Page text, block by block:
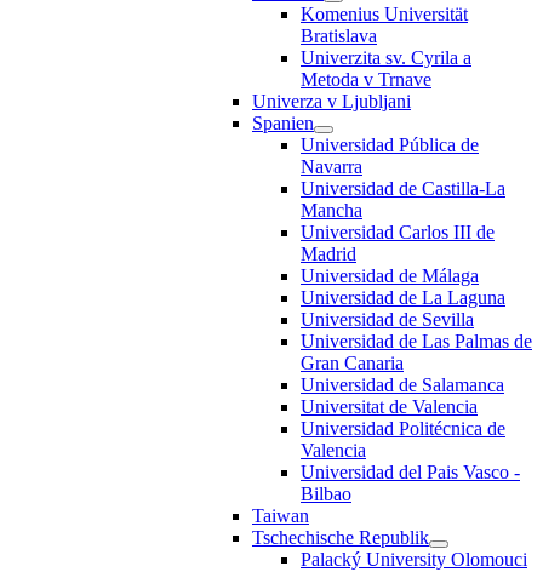
Komenius Universität
Bratislava
Univerzita sv. Cyrila a
Metoda v Trnave
Univerza v Ljubljani
Spanien
Universidad Pública de
Navarra
Universidad de Castilla-La
Mancha
Universidad Carlos III de
Madrid
Universidad de Málaga
Universidad de La Laguna
Universidad de Sevilla
Universidad de Las Palmas de
Gran Canaria
Universidad de Salamanca
Universitat de Valencia
Universidad Politécnica de
Valencia
Universidad del Pais Vasco -
Bilbao
Taiwan
Tschechische Republik
Palacký University Olomouci